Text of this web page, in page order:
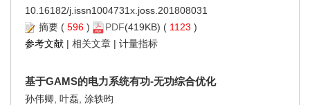
10.16182/j.issn1004731x.joss.201808031
摘要 ( 596 ) PDF(419KB) ( 1123 )
参考文献 | 相关文章 | 计量指标
基于GAMS的电力系统有功-无功综合优化
孙伟卿, 叶磊, 涂轶昀